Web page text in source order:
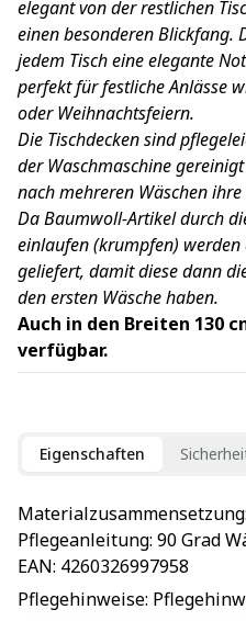
elegant von der restlichen
einen besonderen Blickfang.
jedem Tisch eine elegante
perfekt für festliche Anlässe
oder Weihnachtsfeiern.
Die Tischdecken sind
der Waschmaschine
nach mehreren Wäschen
Da Baumwoll-Artikel durch
einlaufen (krumpfen) werden
geliefert, damit diese dann
den ersten Wäsche haben.
Auch in den Breiten 130
verfügbar.
Eigenschaften
Materialzusammensetzung:
Pflegeanleitung: 90 Grad
EAN: 4260326997958
Pflegehinweise: